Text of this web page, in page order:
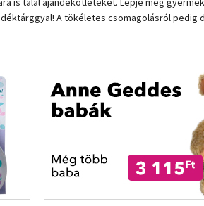
A tökéletes csomagolásról